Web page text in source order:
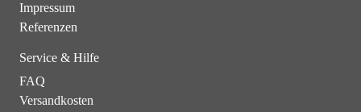
Impressum
Referenzen
Service & Hilfe
FAQ
Versandkosten